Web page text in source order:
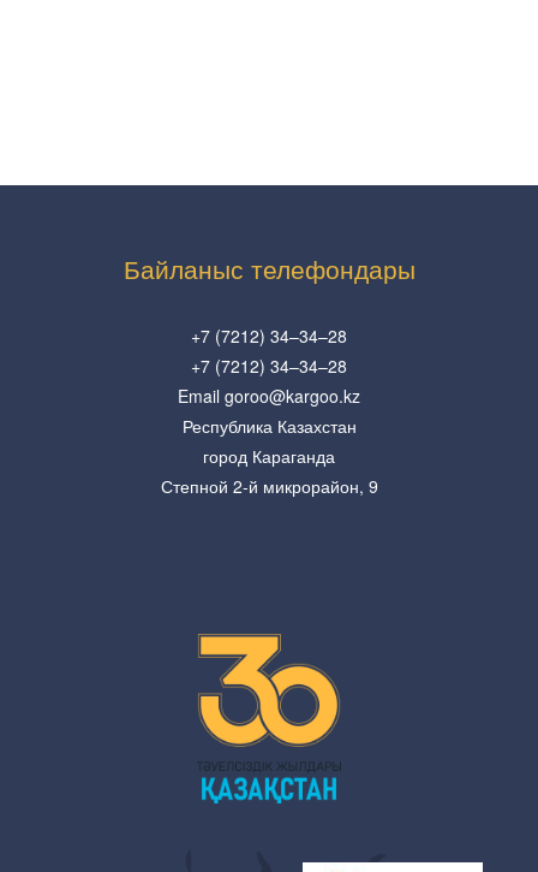
Байланыс телефондары
+7 (7212) 34–34–28
+7 (7212) 34–34–28
Email goroo@kargoo.kz
Республика Казахстан
город Караганда
Степной 2-й микрорайон, 9